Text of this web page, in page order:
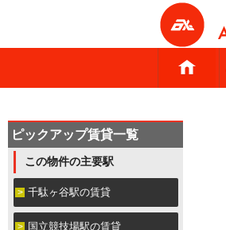
ピックアップ賃貸一覧
この物件の主要駅
千駄ヶ谷駅の賃貸
国立競技場駅の賃貸